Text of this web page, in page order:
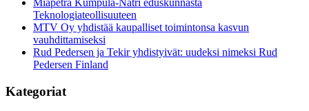
Miapetra Kumpula-Natri eduskunnasta
Teknologiateollisuuteen
MTV Oy yhdistää kaupalliset toimintonsa kasvun
vauhdittamiseksi
Rud Pedersen ja Tekir yhdistyivät: uudeksi nimeksi Rud
Pedersen Finland
Kategoriat